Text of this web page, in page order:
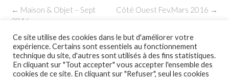
Post
navigation
Côté Ouest Fev.Mars 2016 →
← Maison & Objet – Sept
2016
Ce site utilise des cookies dans le but d'améliorer votre
expérience. Certains sont essentiels au fonctionnement
technique du site, d'autres sont utilisés à des fins statistiques.
En cliquant sur "Tout accepter" vous accepter l'ensemble des
cookies de ce site. En cliquant sur "Refuser", seul les cookies